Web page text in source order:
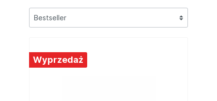
Wyprzedaż